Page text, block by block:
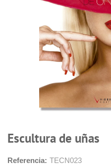
Escultura de uñas
Referencia: TECN023